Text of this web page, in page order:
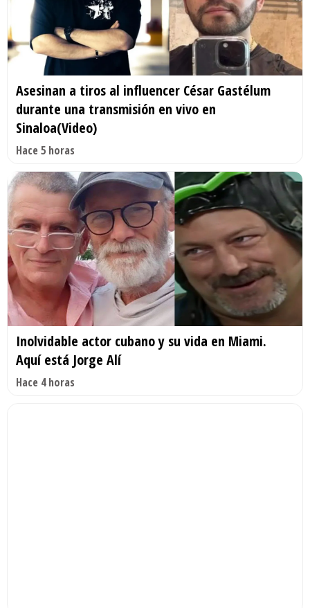
Asesinan a tiros al influencer César Gastélum
durante una transmisión en vivo en
Sinaloa(Video)
Hace 5 horas
Inolvidable actor cubano y su vida en Miami.
Aquí está Jorge Alí
Hace 4 horas